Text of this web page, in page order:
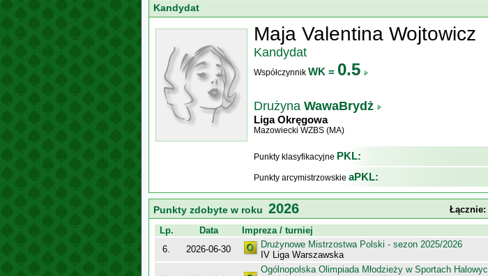
Kandydat
Maja Valentina Wojtowicz
Kandydat
Współczynnik WK = 0.5
Drużyna WawaBrydż
Liga Okręgowa
Mazowiecki WZBS (MA)
Punkty klasyfikacyjne PKL:
Punkty arcymistrzowskie aPKL:
Punkty zdobyte w roku 2026 Łącznie:
Lp. Data Impreza / turniej
6.
2026-06-30
Drużynowe Mistrzostwa Polski - sezon 2025/2026
IV Liga Warszawska
Ogólnopolska Olimpiada Młodzieży w Sportach